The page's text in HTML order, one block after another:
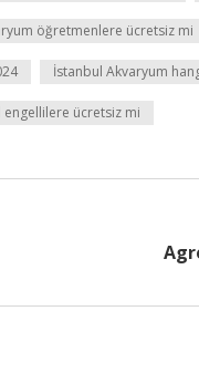
öğretmenlere ücretsiz mi
İstanbul Akvaryum
engellilere ücretsiz mi